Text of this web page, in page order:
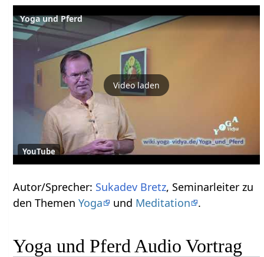
Yoga und Pferd
Video laden
YouTube
Autor/Sprecher: Sukadev Bretz, Seminarleiter zu
den ThemenYoga und Meditation .
Yoga und Pferd Audio Vortrag